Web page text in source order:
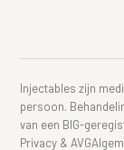
Injectables zijn
persoon.
van een BIG-
Privacy & AVG